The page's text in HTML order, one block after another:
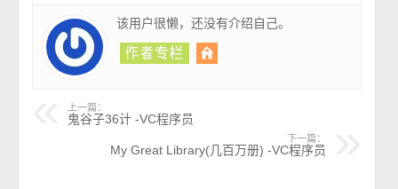
该用户很懒，还没有介绍自己。
上一篇：
鬼谷子36计 -VC程序员
下一篇：
My Great Library(几百万册) -VC程序员